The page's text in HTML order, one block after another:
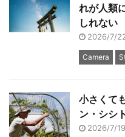
れが人類
しれない
2026/7/
Camera
小さくて
ン・シシ
2026/7/19